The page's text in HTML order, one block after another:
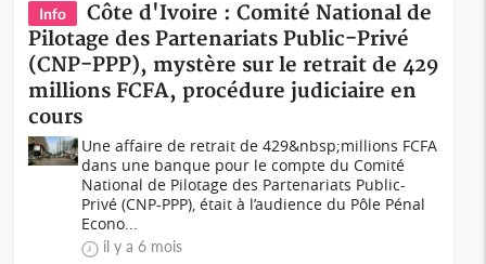
Info
Côte d'Ivoire : Comité National de
Pilotage des Partenariats Public-Privé
(CNP-PPP), mystère sur le retrait de 429
millions FCFA, procédure judiciaire en
cours
Une affaire de retrait de 429&nbsp;millions FCFA
dans une banque pour le compte du Comité
National de Pilotage des Partenariats Public-
Privé (CNP-PPP), était à l’audience du Pôle Pénal
Econo...
il y a 6 mois